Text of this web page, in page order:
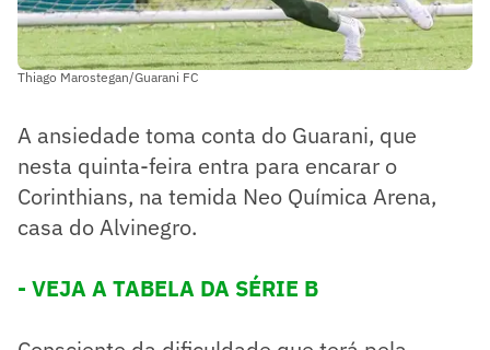
Thiago Marostegan/Guarani FC
A ansiedade toma conta do Guarani, que
nesta quinta-feira entra para encarar o
Corinthians, na temida Neo Química Arena,
casa do Alvinegro.
- VEJA A TABELA DA SÉRIE B